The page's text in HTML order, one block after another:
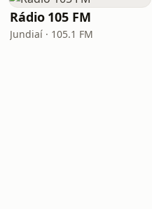
Rádio 105 FM
Jundiaí · 105.1 FM